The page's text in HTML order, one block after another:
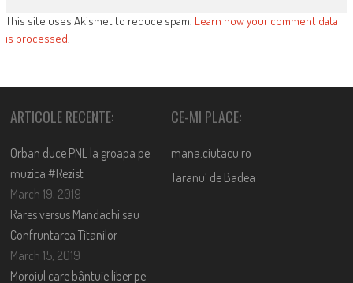
This site uses Akismet to reduce spam. Learn how your comment data
is processed.
ARTICOLE RECENTE:
Orban duce PNL la groapa pe
muzica #Rezist
March 19, 2019
Rares versus Mandachi sau
Confruntarea Titanilor
March 15, 2019
Moroiul care bântuie liber pe
CE-MI PLACE:
mana.ciutacu.ro
Taranu’ de Badea